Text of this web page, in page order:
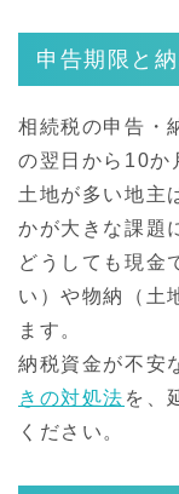
申告期限と
相続税の申告・
の翌日から10か
土地が多い地主
かが大きな課題
どうしても現金
い）や物納（土
ます。
納税資金が不安
きの対処法 を、
ください。